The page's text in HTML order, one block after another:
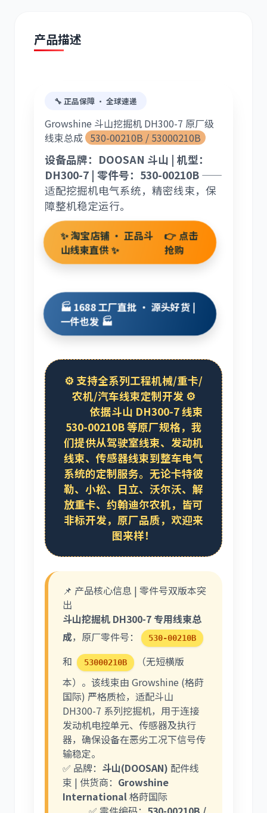
斗山 三一
奔驰 加藤
大宇 丰田
约翰迪尔 徐工
利勃海尔 凯斯
山猫 上柴
潍柴
产品描述
🔧 正品保障 · 全球速递
Growshine 斗山挖掘机 DH300-7 原厂级
线束总成 530-00210B / 53000210B
设备品牌：DOOSAN 斗山 | 机型：
DH300-7 | 零件号：530-00210B ——
适配挖掘机电气系统，精密线束，保
障整机稳定运行。
✨ 淘宝店铺 · 正品斗
山线束直供 ✨
👉 点击
抢购
🏭 1688 工厂直批 · 源头好货 |
一件也发 🏭
⚙️ 支持全系列工程机械/重卡/
农机/汽车线束定制开发⚙️
依据斗山 DH300-7 线束
530-00210B 等原厂规格，我
们提供从驾驶室线束、发动机
线束、传感器线束到整车电气
系统的定制服务。无论卡特彼
勒、小松、日立、沃尔沃、解
放重卡、约翰迪尔农机，皆可
非标开发，原厂品质，欢迎来
图来样！
📌 产品核心信息 | 零件号双版本突
出
斗山挖掘机 DH300-7 专用线束总
成，原厂零件号： 530-00210B
和 53000210B
（无短横版
本）。该线束由 Growshine (格莳
国际) 严格质检，适配斗山
DH300-7 系列挖掘机，用于连接
发动机电控单元、传感器及执行
器，确保设备在恶劣工况下信号传
输稳定。
✅ 品牌： 斗山(DOOSAN) 配件线
束 | 供货商： Growshine
International格莳国际